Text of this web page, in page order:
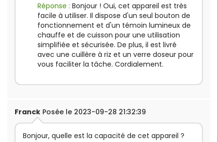
Réponse : Bonjour ! Oui, cet appareil est très
facile à utiliser. Il dispose d'un seul bouton de
fonctionnement et d'un témoin lumineux de
chauffe et de cuisson pour une utilisation
simplifiée et sécurisée. De plus, il est livré
avec une cuillère à riz et un verre doseur pour
vous faciliter la tâche. Cordialement.
Franck Posée le 2023-09-28 21:32:39
Bonjour, quelle est la capacité de cet appareil ?